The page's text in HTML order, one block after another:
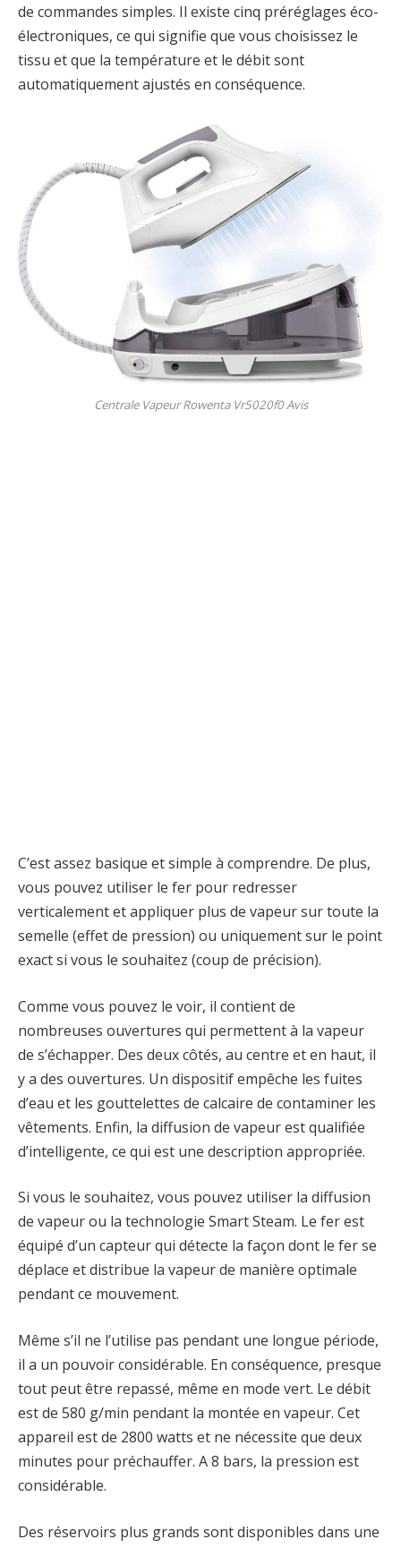
de commandes simples. Il existe cinq préréglages éco-
électroniques, ce qui signifie que vous choisissez le
tissu et que la température et le débit sont
automatiquement ajustés en conséquence.
Centrale Vapeur Rowenta Vr5020f0 Avis
C’est assez basique et simple à comprendre. De plus,
vous pouvez utiliser le fer pour redresser
verticalement et appliquer plus de vapeur sur toute la
semelle (effet de pression) ou uniquement sur le point
exact si vous le souhaitez (coup de précision).
Comme vous pouvez le voir, il contient de
nombreuses ouvertures qui permettent à la vapeur
de s’échapper. Des deux côtés, au centre et en haut, il
y a des ouvertures. Un dispositif empêche les fuites
d’eau et les gouttelettes de calcaire de contaminer les
vêtements. Enfin, la diffusion de vapeur est qualifiée
d’intelligente, ce qui est une description appropriée.
Si vous le souhaitez, vous pouvez utiliser la diffusion
de vapeur ou la technologie Smart Steam. Le fer est
équipé d’un capteur qui détecte la façon dont le fer se
déplace et distribue la vapeur de manière optimale
pendant ce mouvement.
Même s’il ne l’utilise pas pendant une longue période,
il a un pouvoir considérable. En conséquence, presque
tout peut être repassé, même en mode vert. Le débit
est de 580 g/min pendant la montée en vapeur. Cet
appareil est de 2800 watts et ne nécessite que deux
minutes pour préchauffer. A 8 bars, la pression est
considérable.
Des réservoirs plus grands sont disponibles dans une